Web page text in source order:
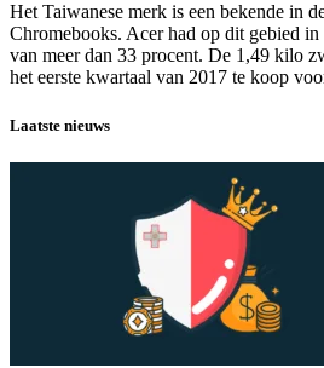
Het Taiwanese merk is een bekende in
Chromebooks. Acer had op dit gebied in
van meer dan 33 procent. De 1,49 kilo
het eerste kwartaal van 2017 te koop
Laatste nieuws